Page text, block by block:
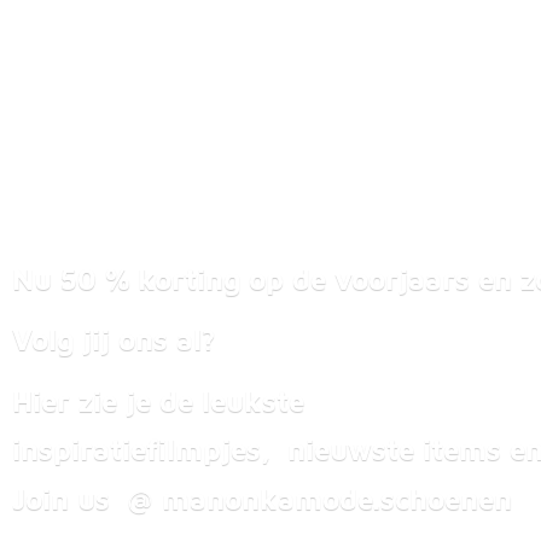
Nu 50 % korting op de voorjaars en
Volg jij ons al?
Hier zie je de leukste
inspiratiefilmpjes, nieuwste items
Join us @ manonkamode.schoenen